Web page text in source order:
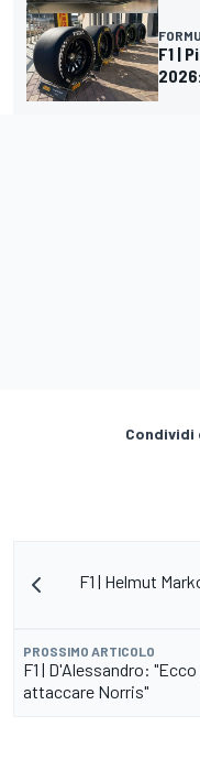
F1 |
Condividi
F1 | Helmut
PROSSIMO ARTICOLO
F1 | D'Alessandro:
attaccare Norris"